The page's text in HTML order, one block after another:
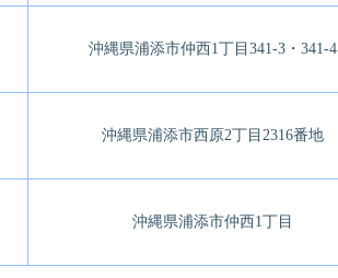
沖縄県浦添市仲西1丁目341-3・341-4
沖縄県浦添市西原2丁目2316番地
沖縄県浦添市仲西1丁目